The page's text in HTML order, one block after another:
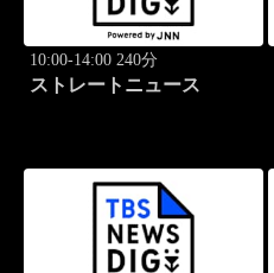
10:00-14:00 240分
ストレートニュース